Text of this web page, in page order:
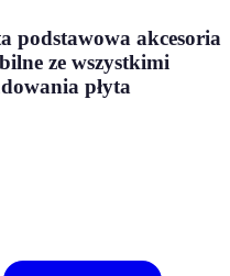
podstawowa akcesoria
ze wszystkimi
płyta